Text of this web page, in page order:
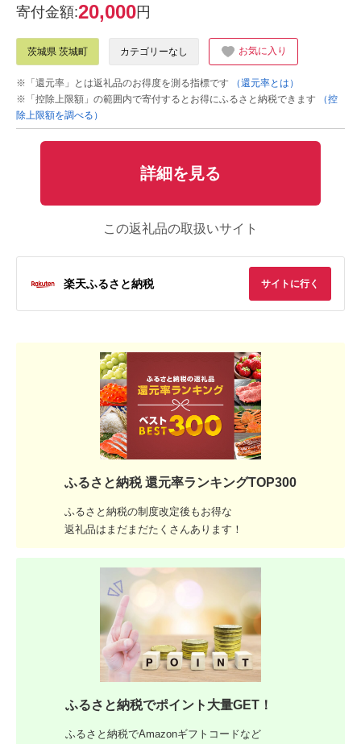
寄付金額:20,000円
茨城県 茨城町 カテゴリーなし お気に入り
※「還元率」とは返礼品のお得度を測る指標です
（還元率とは）
※「控除上限額」の範囲内で寄付するとお得にふるさと納税できます
（控
除上限額を調べる）
詳細を見る
この返礼品の取扱いサイト
楽天ふるさと納税 サイトに行く
ふるさと納税 還元率ランキングTOP300
ふるさと納税の制度改定後もお得な
返礼品はまだまだたくさんあります！
ふるさと納税でポイント大量GET！
ふるさと納税でAmazonギフトコードなど